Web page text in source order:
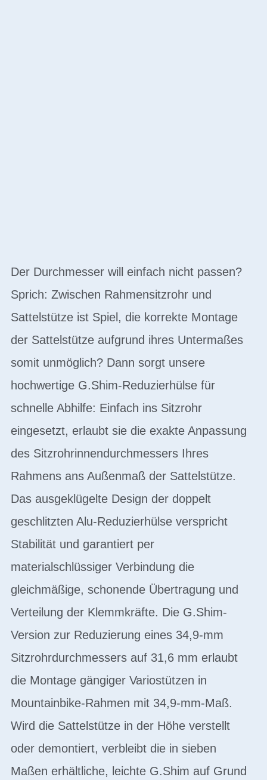
Der Durchmesser will einfach nicht passen?
Sprich: Zwischen Rahmensitzrohr und
Sattelstütze ist Spiel, die korrekte Montage
der Sattelstütze aufgrund ihres Untermaßes
somit unmöglich? Dann sorgt unsere
hochwertige G.Shim-Reduzierhülse für
schnelle Abhilfe: Einfach ins Sitzrohr
eingesetzt, erlaubt sie die exakte Anpassung
des Sitzrohrinnendurchmessers Ihres
Rahmens ans Außenmaß der Sattelstütze.
Das ausgeklügelte Design der doppelt
geschlitzten Alu-Reduzierhülse verspricht
Stabilität und garantiert per
materialschlüssiger Verbindung die
gleichmäßige, schonende Übertragung und
Verteilung der Klemmkräfte. Die G.Shim-
Version zur Reduzierung eines 34,9-mm
Sitzrohrdurchmessers auf 31,6 mm erlaubt
die Montage gängiger Variostützen in
Mountainbike-Rahmen mit 34,9-mm-Maß.
Wird die Sattelstütze in der Höhe verstellt
oder demontiert, verbleibt die in sieben
Maßen erhältliche, leichte G.Shim auf Grund